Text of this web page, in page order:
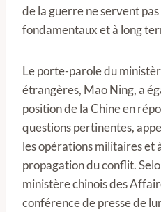
de la guerre ne servent
fondamentaux et à long
Le porte-parole du
étrangères, Mao Ning, a
position de la Chine en
questions pertinentes,
les opérations militaires et
propagation du conflit.
ministère chinois des
conférence de presse de